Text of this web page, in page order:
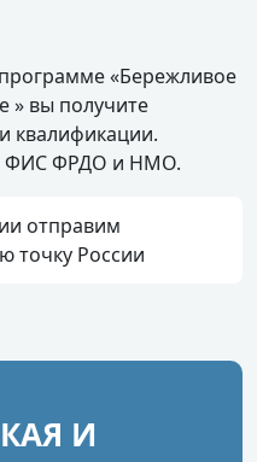
«Бережливое
» вы получите
квалификации.
ФИС ФРДО и НМО.
отправим
точку России
И